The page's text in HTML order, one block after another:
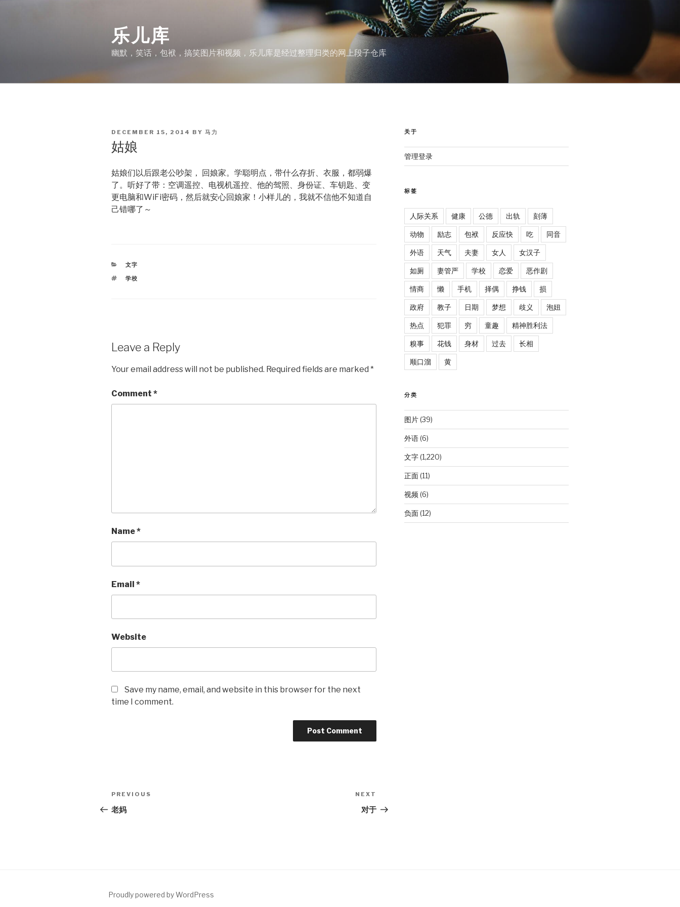
乐儿库
幽默，笑话，包袱，搞笑图片和视频，乐儿库是经过整理归类的网上段子仓库
POSTED
ON
DECEMBER 15, 2014 BY 马力
姑娘
姑娘们以后跟老公吵架， 回娘家。学聪明点，带什么存折、衣服，都弱爆
了。听好了带：空调遥控、电视机遥控、他的驾照、身份证、车钥匙、变
更电脑和WiFi密码，然后就安心回娘家！小样儿的，我就不信他不知道自
己错哪了～
CATEGORIES
文字
TAGS
学校
Leave a Reply
Your email address will not be published. Required fields are marked *
Comment *
Name*
Email *
Website
Save my name, email, and website in this browser for the next
time I comment.
Post
navigation
Previous
Post
PREVIOUS
老妈
Post
NEXT
对于
关于
管理登录
标签
人际关系 健康 公德 出轨 刻薄
动物 励志 包袱 反应快 吃 同音
外语 天气 夫妻 女人 女汉子
如厕 妻管严 学校 恋爱 恶作剧
情商 懒 手机 择偶 挣钱 损
政府 教子 日期 梦想 歧义 泡妞
热点 犯罪 穷 童趣 精神胜利法
糗事 花钱 身材 过去 长相
顺口溜 黄
分类
图片(39)
外语(6)
文字(1,220)
正面(11)
视频(6)
负面(12)
Proudly powered by WordPress